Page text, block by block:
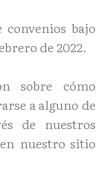
bajo
de 2022.
sobre cómo
a alguno de
de nuestros
nuestro sitio